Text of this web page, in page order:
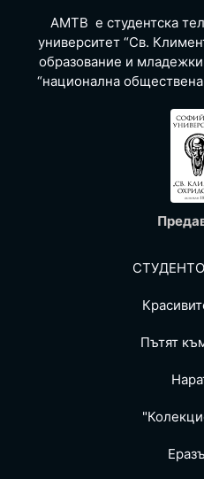
АМТВ е студентска
университет “Св.
образование и
“национална
Пътят